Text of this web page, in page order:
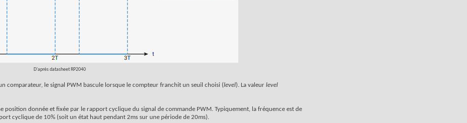
D'après datasheet RP2040
comparateur, le signal PWM bascule lorsque le compteur franchit un seuil choisi (level). La valeur level
position donnée et fixée par le rapport cyclique du signal de commande PWM. Typiquement, la fréquence est de
cyclique de 10% (soit un état haut pendant 2ms sur une période de 20ms).